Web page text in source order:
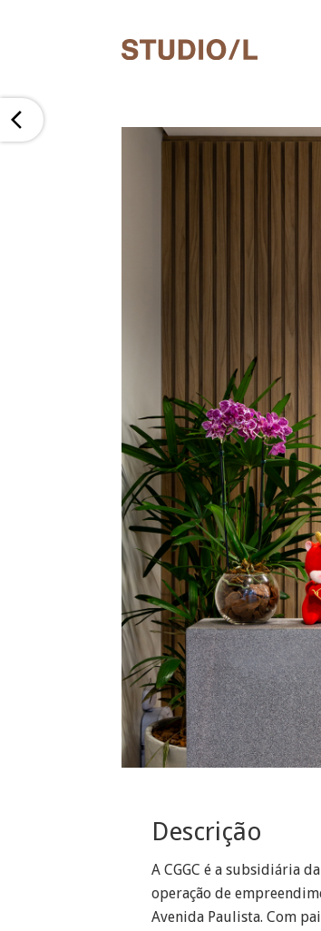
Descrição
A CGGC é a subsidiária
operação de
Avenida Paulista. Com